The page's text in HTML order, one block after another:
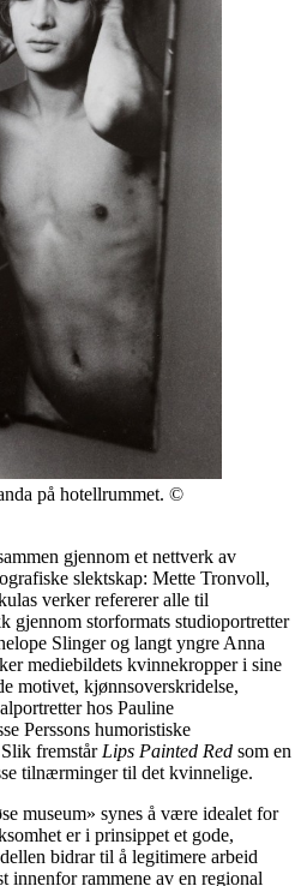
på hotellrummet. ©
gjennom et nettverk av
slektskap: Mette Tronvoll,
verker refererer alle til
gjennom storformats studioportretter
Slinger og langt yngre Anna
mediebildets kvinnekropper i sine
motivet, kjønnsoverskridelse,
hos Pauline
Perssons humoristiske
fremstårLips Painted Red som en
tilnærminger til det kvinnelige.
museum» synes å være idealet for
er i prinsippet et gode,
bidrar til å legitimere arbeid
innenfor rammene av en regional